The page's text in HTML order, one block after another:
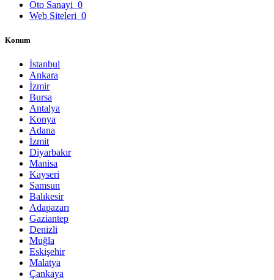
Oto Sanayi 0
Web Siteleri 0
Konum
İstanbul
Ankara
İzmir
Bursa
Antalya
Konya
Adana
İzmit
Diyarbakır
Manisa
Kayseri
Samsun
Balıkesir
Adapazarı
Gaziantep
Denizli
Muğla
Eskişehir
Malatya
Çankaya